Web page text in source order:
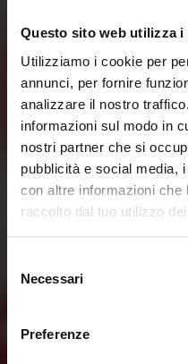
Questo sito web utilizza i
Utilizziamo i cookie per
annunci, per fornire
analizzare il nostro
informazioni sul modo in
nostri partner che si
pubblicità e social media,
con altre informazioni che
raccolto dal tuo utilizzo
delNecessari
Preferenze